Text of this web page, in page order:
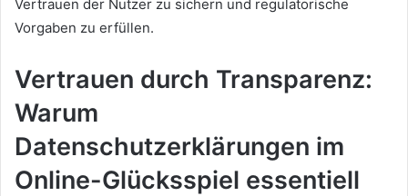
Vertrauen der Nutzer zu sichern und regulatorische
Vorgaben zu erfüllen.
Vertrauen durch Transparenz:
Warum
Datenschutzerklärungen im
Online-Glücksspiel essentiell